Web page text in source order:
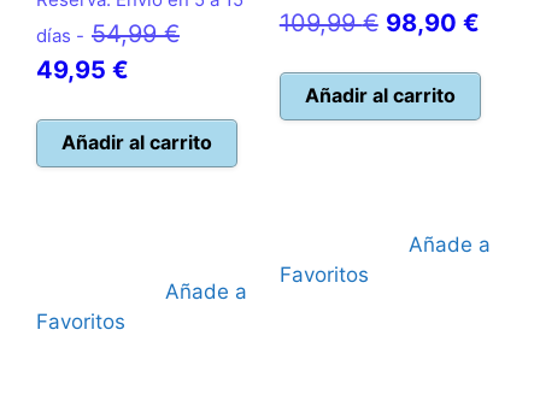
días - 54,99€El
era:
54,99 €.
49,95 €
actual
es:
Añadir al carrito
Añade a
Favoritos
109,99€ El
original
era:
98,90 €El
es:
Añadir al carrito
Añade a
Favoritos